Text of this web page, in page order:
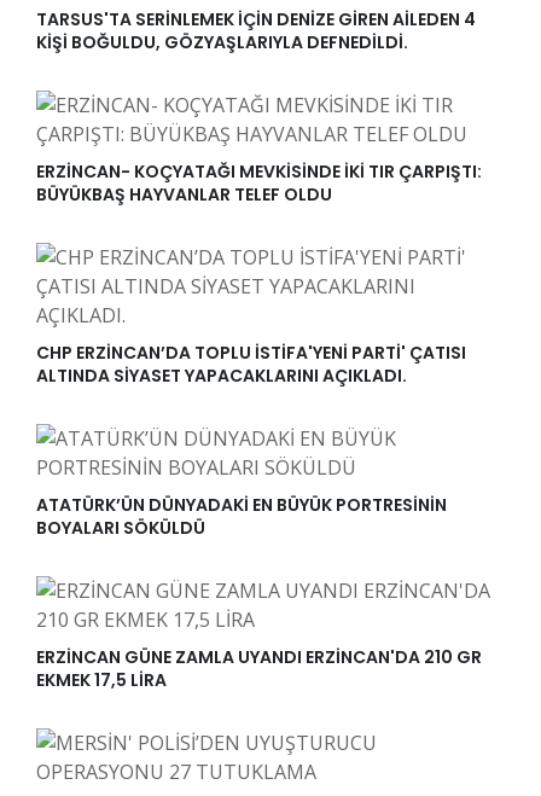
TARSUS'TA SERİNLEMEK İÇİN DENİZE GİREN AİLEDEN 4
KİŞİ BOĞULDU, GÖZYAŞLARIYLA DEFNEDİLDİ.
ERZİNCAN- KOÇYATAĞI MEVKİSİNDE İKİ TIR ÇARPIŞTI:
BÜYÜKBAŞ HAYVANLAR TELEF OLDU
CHP ERZİNCAN’DA TOPLU İSTİFA'YENİ PARTİ' ÇATISI
ALTINDA SİYASET YAPACAKLARINI AÇIKLADI.
ATATÜRK’ÜN DÜNYADAKİ EN BÜYÜK PORTRESİNİN
BOYALARI SÖKÜLDÜ
ERZİNCAN GÜNE ZAMLA UYANDI ERZİNCAN'DA 210 GR
EKMEK 17,5 LİRA